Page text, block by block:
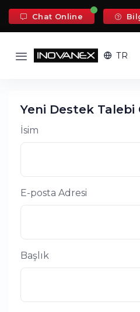
Chat Online
TR
Yeni Destek Talebi
İsim
E-posta Adresi
Başlık